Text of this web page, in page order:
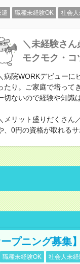
遣 職種未経験OK 社会
＼未経験さん
モクモク・コ
病院WORKデビューに
たり。ご家庭で培って
切ないので経験や知識
メリット盛りだくさん
、0円の資格が取れる
ープニング募集
職種未経験OK 社会人未経